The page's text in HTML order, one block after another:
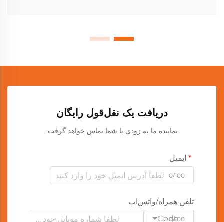
دریافت یک نقل‌قول رایگان
نماینده ما به زودی با شما تماس خواهد گرفت.
ایمیل
0/100
تلفن همراه/واتس‌اپ
Code
0/100